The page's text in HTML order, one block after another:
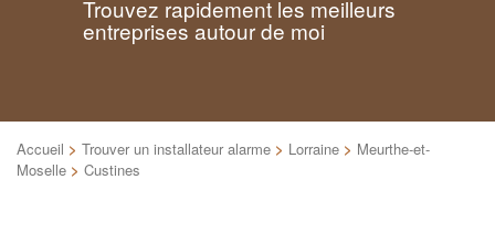
Trouvez rapidement les meilleurs
entreprises autour de moi
Accueil > Trouver un installateur alarme > Lorraine > Meurthe-et-
Moselle > Custines